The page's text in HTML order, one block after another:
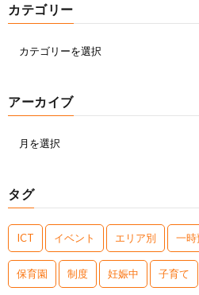
カテゴリー
アーカイブ
タグ
ICT イベント エリア別 一時
保育園 制度 妊娠中 子育て